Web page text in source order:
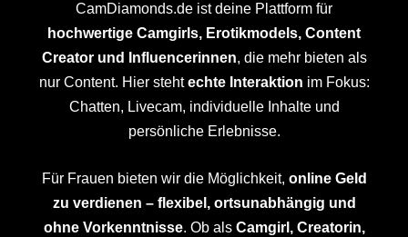
CamDiamonds.de ist deine Plattform für
hochwertige Camgirls, Erotikmodels, Content
Creator und Influencerinnen, die mehr bieten als
nur Content. Hier stehtechte Interaktion im Fokus:
Chatten, Livecam, individuelle Inhalte und
persönliche Erlebnisse.
Für Frauen bieten wir die Möglichkeit, online Geld
zu verdienen – flexibel, ortsunabhängig und
ohne Vorkenntnisse. Ob als Camgirl, Creatorin,